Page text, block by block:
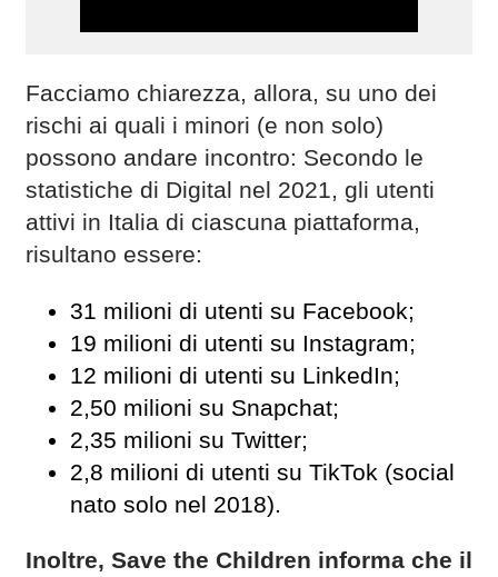
Facciamo chiarezza, allora, su uno dei
rischi ai quali i minori (e non solo)
possono andare incontro: Secondo le
statistiche di Digital nel 2021, gli utenti
attivi in Italia di ciascuna piattaforma,
risultano essere:
31 milioni di utenti su Facebook;
19 milioni di utenti su Instagram;
12 milioni di utenti su LinkedIn;
2,50 milioni su Snapchat;
2,35 milioni su Twitter;
2,8 milioni di utenti su TikTok (social
nato solo nel 2018).
Inoltre, Save the Children informa che il